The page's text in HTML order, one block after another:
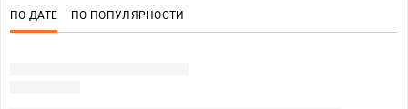
ПО ДАТЕ ПО ПОПУЛЯРНОСТИ